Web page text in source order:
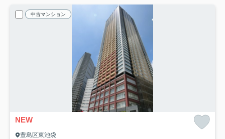
中古マンション
NEW
豊島区東池袋